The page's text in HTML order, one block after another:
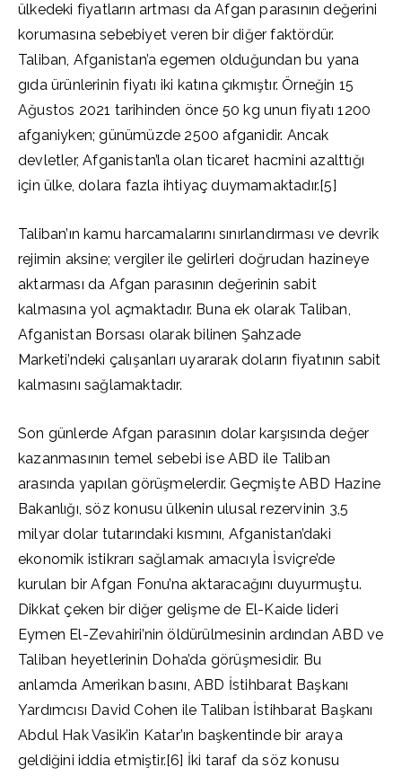
ülkedeki fiyatların artması da Afgan parasının değerini
korumasına sebebiyet veren bir diğer faktördür.
Taliban, Afganistan’a egemen olduğundan bu yana
gıda ürünlerinin fiyatı iki katına çıkmıştır. Örneğin 15
Ağustos 2021 tarihinden önce 50 kg unun fiyatı 1200
afganiyken; günümüzde 2500 afganidir. Ancak
devletler, Afganistan’la olan ticaret hacmini azalttığı
için ülke, dolara fazla ihtiyaç duymamaktadır.[5]
Taliban’ın kamu harcamalarını sınırlandırması ve devrik
rejimin aksine; vergiler ile gelirleri doğrudan hazineye
aktarması da Afgan parasının değerinin sabit
kalmasına yol açmaktadır. Buna ek olarak Taliban,
Afganistan Borsası olarak bilinen Şahzade
Marketi’ndeki çalışanları uyararak doların fiyatının sabit
kalmasını sağlamaktadır.
Son günlerde Afgan parasının dolar karşısında değer
kazanmasının temel sebebi ise ABD ile Taliban
arasında yapılan görüşmelerdir. Geçmişte ABD Hazine
Bakanlığı, söz konusu ülkenin ulusal rezervinin 3,5
milyar dolar tutarındaki kısmını, Afganistan’daki
ekonomik istikrarı sağlamak amacıyla İsviçre’de
kurulan bir Afgan Fonu’na aktaracağını duyurmuştu.
Dikkat çeken bir diğer gelişme de El-Kaide lideri
Eymen El-Zevahiri’nin öldürülmesinin ardından ABD ve
Taliban heyetlerinin Doha’da görüşmesidir. Bu
anlamda Amerikan basını, ABD İstihbarat Başkanı
Yardımcısı David Cohen ile Taliban İstihbarat Başkanı
Abdul Hak Vasik’in Katar’ın başkentinde bir araya
geldiğini iddia etmiştir.[6] İki taraf da söz konusu